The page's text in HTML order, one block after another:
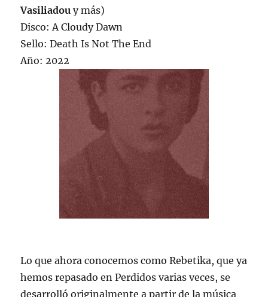
Vasiliadouy más)
Disco: A Cloudy Dawn
Sello: Death Is Not The End
Año: 2022
Lo que ahora conocemos como Rebetika, que ya
hemos repasado en Perdidos varias veces, se
desarrolló originalmente a partir de la música